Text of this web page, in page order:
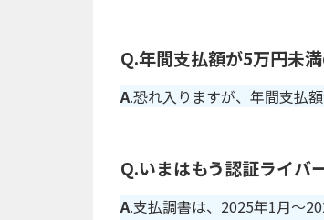
Q.年間支払額が5万円未
A.恐れ入りますが、年間支払
Q.いまはもう認証ライバ
A.支払調書は、2025年1月〜